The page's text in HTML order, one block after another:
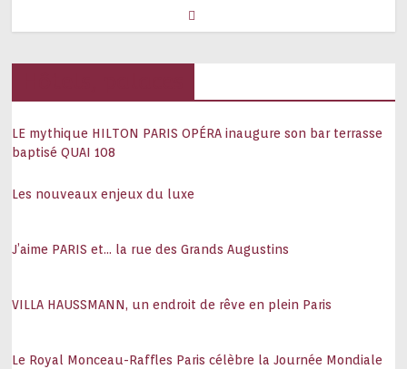
LE mythique HILTON PARIS OPÉRA inaugure son bar terrasse
baptisé QUAI 108
Les nouveaux enjeux du luxe
J’aime PARIS et… la rue des Grands Augustins
VILLA HAUSSMANN, un endroit de rêve en plein Paris
Le Royal Monceau-Raffles Paris célèbre la Journée Mondiale